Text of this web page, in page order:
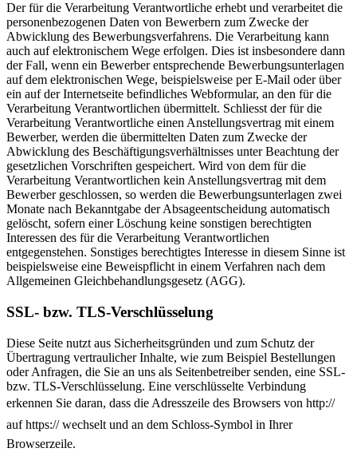
Der für die Verarbeitung Verantwortliche erhebt und verarbeitet die
personenbezogenen Daten von Bewerbern zum Zwecke der
Abwicklung des Bewerbungsverfahrens. Die Verarbeitung kann
auch auf elektronischem Wege erfolgen. Dies ist insbesondere dann
der Fall, wenn ein Bewerber entsprechende Bewerbungsunterlagen
auf dem elektronischen Wege, beispielsweise per E-Mail oder über
ein auf der Internetseite befindliches Webformular, an den für die
Verarbeitung Verantwortlichen übermittelt. Schliesst der für die
Verarbeitung Verantwortliche einen Anstellungsvertrag mit einem
Bewerber, werden die übermittelten Daten zum Zwecke der
Abwicklung des Beschäftigungsverhältnisses unter Beachtung der
gesetzlichen Vorschriften gespeichert. Wird von dem für die
Verarbeitung Verantwortlichen kein Anstellungsvertrag mit dem
Bewerber geschlossen, so werden die Bewerbungsunterlagen zwei
Monate nach Bekanntgabe der Absageentscheidung automatisch
gelöscht, sofern einer Löschung keine sonstigen berechtigten
Interessen des für die Verarbeitung Verantwortlichen
entgegenstehen. Sonstiges berechtigtes Interesse in diesem Sinne ist
beispielsweise eine Beweispflicht in einem Verfahren nach dem
Allgemeinen Gleichbehandlungsgesetz (AGG).
SSL- bzw. TLS-Verschlüsselung
Diese Seite nutzt aus Sicherheitsgründen und zum Schutz der
Übertragung vertraulicher Inhalte, wie zum Beispiel Bestellungen
oder Anfragen, die Sie an uns als Seitenbetreiber senden, eine SSL-
bzw. TLS-Verschlüsselung. Eine verschlüsselte Verbindung
erkennen Sie daran, dass die Adresszeile des Browsers von http://
auf https:// wechselt und an dem Schloss-Symbol in Ihrer
Browserzeile.